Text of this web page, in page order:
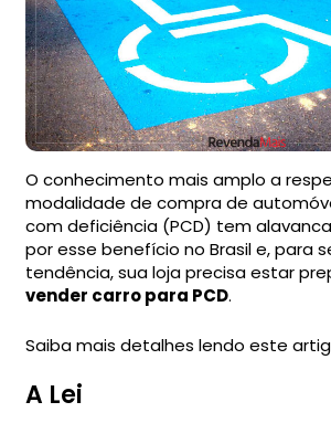
O conhecimento mais amplo a
modalidade de compra de
com deficiência (PCD) tem
por esse benefício no Brasil e, para
tendência, sua loja precisa estar
vender carro para PCD.
Saiba mais detalhes lendo este
A Lei